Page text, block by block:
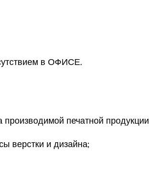
в ОФИСЕ.
печатной продукции
верстки и дизайна;